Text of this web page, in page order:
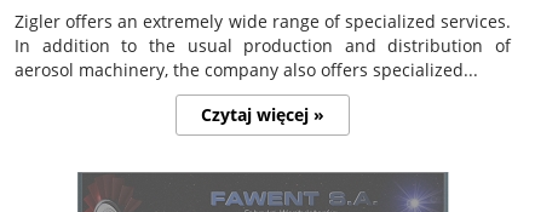
Zigler offers an extremely wide range of specialized services.
In addition to the usual production and distribution of
aerosol machinery, the company also offers specialized...
Czytaj więcej »